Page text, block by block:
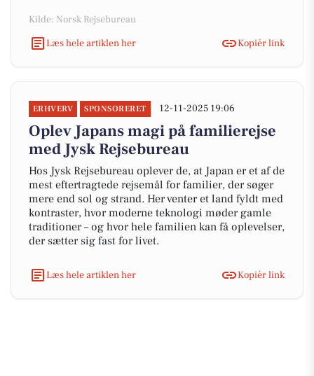
Kilde: Norsk Rejsebureau
Læs hele artiklen her
Kopiér link
ERHVERV SPONSORERET 12-11-2025 19:06
Oplev Japans magi på familierejse
med Jysk Rejsebureau
Hos Jysk Rejsebureau oplever de, at Japan er et af de
mest eftertragtede rejsemål for familier, der søger
mere end sol og strand. Her venter et land fyldt med
kontraster, hvor moderne teknologi møder gamle
traditioner – og hvor hele familien kan få oplevelser,
der sætter sig fast for livet.
Læs hele artiklen her Kopiér link